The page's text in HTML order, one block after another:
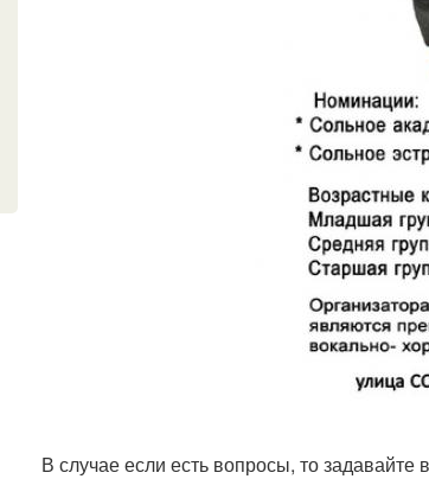
В случае если есть вопросы, то задавайте